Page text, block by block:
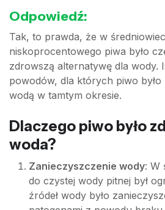
Odpowiedź:
Tak, to prawda, że w
niskoprocentowego piwa było
zdrowszą alternatywę dla wody.
powodów, dla których piwo
wodą w tamtym okresie.
Dlaczego piwo było
woda?
Zanieczyszczenie wody: W
do czystej wody pitnej był
źródeł wody było